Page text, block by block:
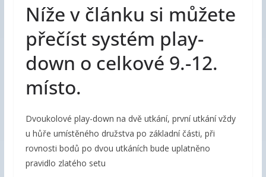
Níže v článku si můžete
přečíst systém play-
down o celkové 9.-12.
místo.
Dvoukolové play-down na dvě utkání, první utkání vždy
u hůře umístěného družstva po základní části, při
rovnosti bodů po dvou utkáních bude uplatněno
pravidlo zlatého setu